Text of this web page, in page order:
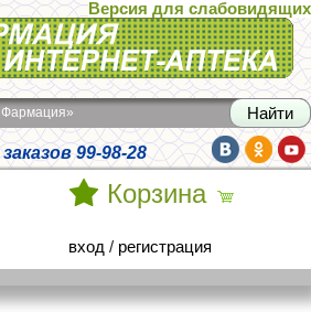
Версия для слабовидящих
99-98-28
Корзина
вход / регистрация